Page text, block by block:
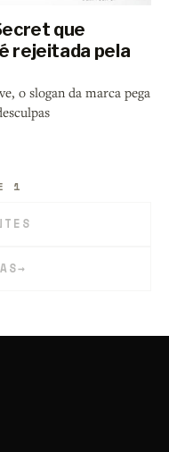
que
rejeitada pela
o slogan da marca pega
1
→